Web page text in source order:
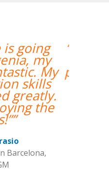
nativo y
de mis
Keller
en Madrid